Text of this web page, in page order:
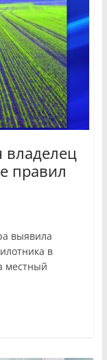
правил
выявила
в
местный